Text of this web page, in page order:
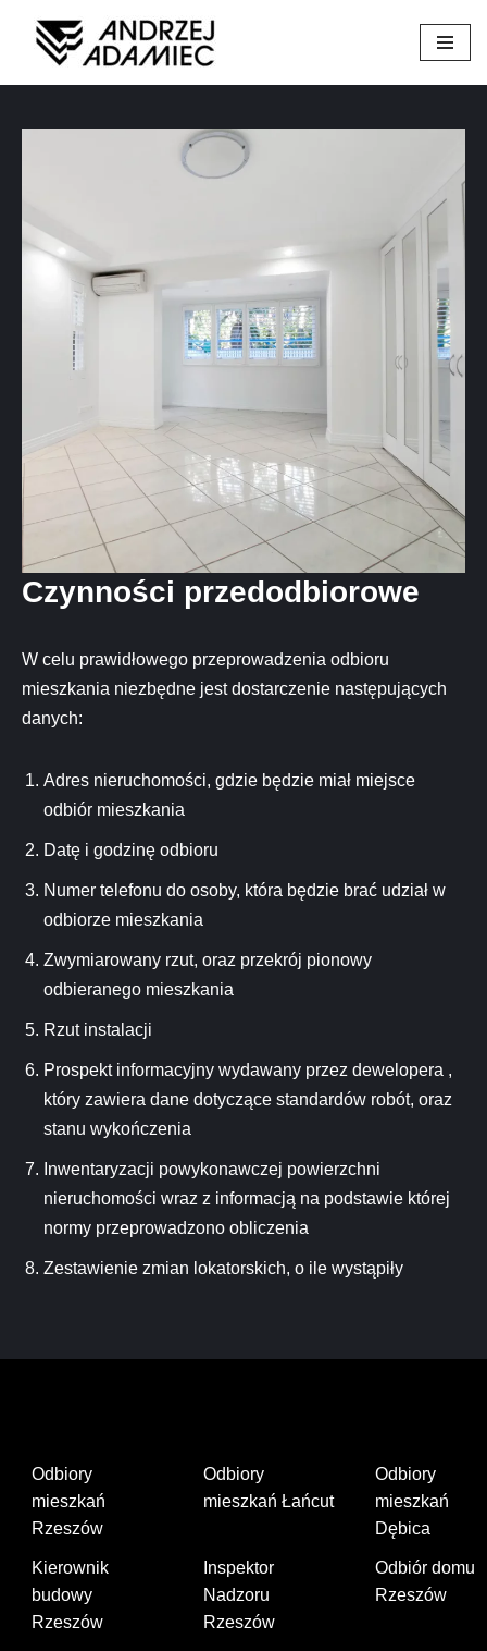
Przejdź
do
Czynności przedodbiorowe
W celu prawidłowego przeprowadzenia odbioru
mieszkania niezbędne jest dostarczenie następujących
danych:
Adres nieruchomości, gdzie będzie miał miejsce
odbiór mieszkania
Datę i godzinę odbioru
Numer telefonu do osoby, która będzie brać udział w
odbiorze mieszkania
Zwymiarowany rzut, oraz przekrój pionowy
odbieranego mieszkania
Rzut instalacji
Prospekt informacyjny wydawany przez dewelopera ,
który zawiera dane dotyczące standardów robót, oraz
stanu wykończenia
Inwentaryzacji powykonawczej powierzchni
nieruchomości wraz z informacją na podstawie której
normy przeprowadzono obliczenia
Zestawienie zmian lokatorskich, o ile wystąpiły
Odbiory
mieszkań
Rzeszów
Odbiory
mieszkań Łańcut
Odbiory
mieszkań
Dębica
Kierownik
budowy
Rzeszów
Inspektor
Nadzoru
Rzeszów
Odbiór domu
Rzeszów